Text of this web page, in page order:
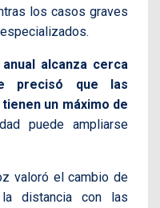
los casos graves
alcanza cerca
precisó que las
un máximo de
puede ampliarse
valoró el cambio de
distancia con las